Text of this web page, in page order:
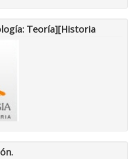
Teoría][Historia